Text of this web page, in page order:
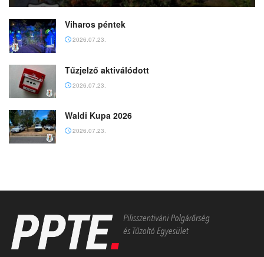
Viharos péntek
2026.07.23.
Tűzjelző aktiválódott
2026.07.23.
Waldi Kupa 2026
2026.07.23.